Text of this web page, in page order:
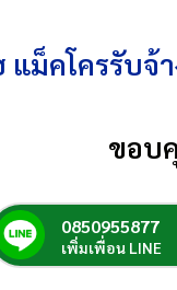
แม็คโครรับจ้
ขอบ
0850955877
เพิ่มเพื่อน LINE